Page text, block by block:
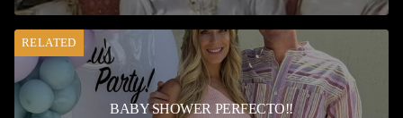
RELATED
BABY SHOWER PERFECTO!!